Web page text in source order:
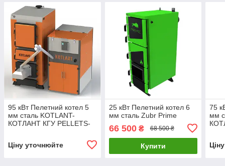
95 кВт Пелетний котел 5
мм сталь KOTLANT-
КОТЛАНТ КГУ PELLETS-
Ціну уточнюйте
25 кВт Пелетний котел 6
мм сталь Zubr Prime
66 500₴ 68 500 ₴
Купити
75
мм